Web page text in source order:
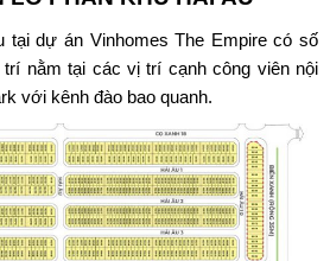
tại dự án Vinhomes The Empire có số
nằm tại các vị trí cạnh công viên nội
với kênh đào bao quanh.